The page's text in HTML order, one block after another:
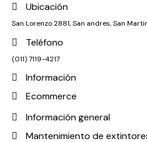
Ubicación
San Lorenzo 2881, San andres, San
Teléfono
(011) 7119-4217
Información
Ecommerce
Información general
Mantenimiento de